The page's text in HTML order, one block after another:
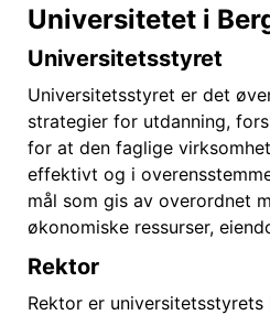
Universitetet i
Universitetsstyret
Universitetsstyret er det
strategier for utdanning,
for at den faglige
effektivt og i
mål som gis av overordnet
økonomiske ressurser,
Rektor
Rektor er